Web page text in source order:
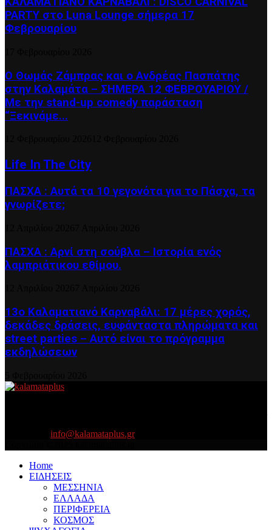
PARTY στο Luna Lounge σήμερα 17
Φεβρουαρίου
Ο Θωμάς Ζάμπρας και ο Ανδρέας Πασπάτης
στην Καλαμάτα – ΣΗΜΕΡΑ 12 ΦΕΒΡΟΥΑΡΙΟΥ /
Με την stand-up comedy παράσταση
“Ξεκινάμε...
Life In The City
ΠΑΣΧΑ : Αυτά τα 10 γεγονότα για το Πάσχα, τα
γνωρίζετε;
ΠΑΣΧΑ : Αρνί στη σούβλα – Ιστορία ενός
λαμπριάτικου εθίμου.
13ο Καλαματιανό Καρναβάλι: 17 μέρες χορός,
δεκάδες δράσεις, ευφάνταστα πληρώματα και
street parties – Αυτό είναι το πρόγραμμα
εκδηλώσεων
info@kalamataplus.gr
Home
ΕΙΔΗΣΕΙΣ
ΜΕΣΣΗΝΙΑ
ΕΛΛΑΔΑ
ΠΕΡΙΦΕΡΕΙΑ
ΚΟΣΜΟΣ